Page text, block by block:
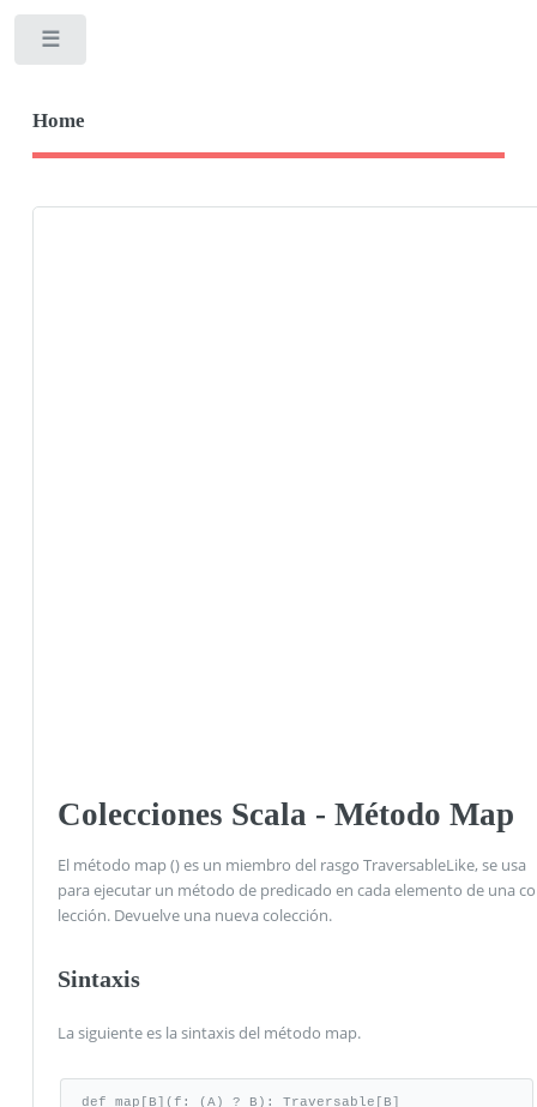
Home
Colecciones Scala - Método Map
El método map () es un miembro del rasgo TraversableLike, se usa
para ejecutar un método de predicado en cada elemento de una co
lección. Devuelve una nueva colección.
Sintaxis
La siguiente es la sintaxis del método map.
def map[B](f: (A) ? B): Traversable[B]